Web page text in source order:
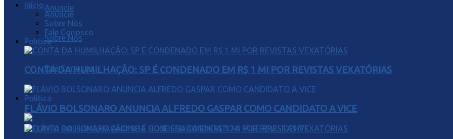
Anuncie
Sobre Nós
Fale Conosco
Política
Início
Anuncie
Sobre Nós
Fale Conosco
Política
CONTA DA HUMILHAÇÃO: SP É CONDENADO EM R$ 1 MI POR REVISTAS VEXATÓRIAS
FLÁVIO BOLSONARO ANUNCIA ALFREDO GASPAR COMO CANDIDATO A VICE